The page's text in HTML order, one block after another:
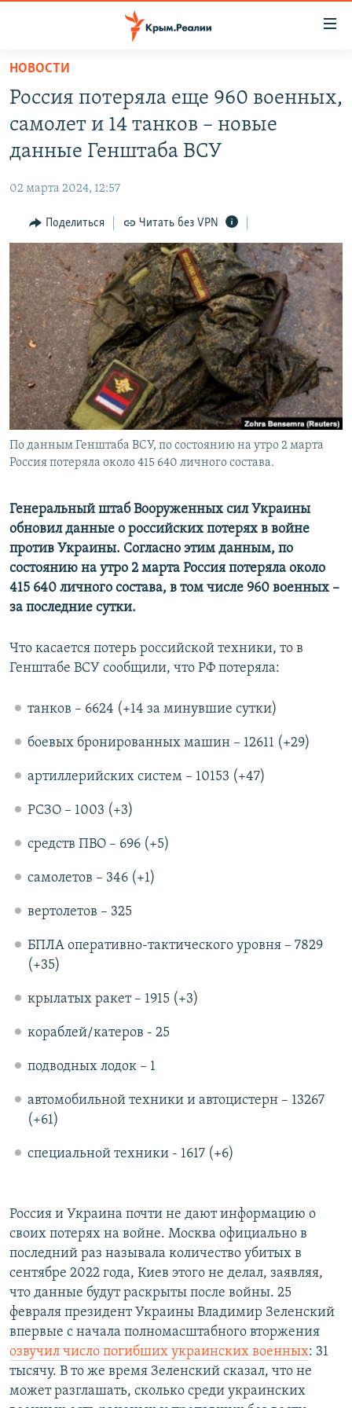
Вернуться
основному
содержанию
главной
навигации
Вернутся
поиску
11 ЛЕТ ОККУПАЦИИ КРЫМА. 11 ИСТОРИЙ СОПРОТИВЛЕНИЯ
ЕЩЕ
ИНТЕРАКТИВ
ИНФОГРАФИКА
ТЕЛЕПРОЕКТ КРЫМ.РЕАЛИИ
СОВЕТЫ ПРАВОЗАЩИТНИКОВ
ПРОПАВШИЕ БЕЗ ВЕСТИ
ПОБЕДИТЕЛЕЙ НЕ СУДЯТ?
КРЫМ.НЕПОКОРЕННЫЙ
ELIFBE
УКРАИНСКАЯ ПРОБЛЕМА КРЫМА
РАДІО СВОБОДА
КАК ОБОЙТИ БЛОКИРОВКУ
Українською
Qırımtatar
ПРИСОЕДИНЯЙТЕСЬ!
Все сайты RFE/RL
НОВОСТИ
Россия потеряла еще 960 военных,
самолет и 14 танков – новые
данные Генштаба ВСУ
02 марта 2024, 12:57
Поделиться Читать без VPN
По данным Генштаба ВСУ, по состоянию на утро 2 марта
Россия потеряла около 415 640 личного состава.
Генеральный штаб Вооруженных сил Украины
обновил данные о российских потерях в войне
против Украины. Согласно этим данным, по
состоянию на утро 2 марта Россия потеряла около
415 640 личного состава, в том числе 960 военных –
за последние сутки.
Что касается потерь российской техники, то в
Генштабе ВСУ сообщили, что РФ потеряла:
танков – 6624 (+14 за минувшие сутки)
боевых бронированных машин – 12611 (+29)
артиллерийских систем – 10153 (+47)
РСЗО – 1003 (+3)
средств ПВО – 696 (+5)
самолетов – 346 (+1)
вертолетов – 325
БПЛА оперативно-тактического уровня – 7829
(+35)
крылатых ракет – 1915 (+3)
кораблей/катеров - 25
подводных лодок – 1
автомобильной техники и автоцистерн – 13267
(+61)
специальной техники - 1617 (+6)
Россия и Украина почти не дают информацию о
своих потерях на войне. Москва официально в
последний раз называла количество убитых в
сентябре 2022 года, Киев этого не делал, заявляя,
что данные будут раскрыты после войны. 25
февраля президент Украины Владимир Зеленский
впервые с начала полномасштабного вторжения
озвучил число погибших украинских военных: 31
тысячу. В то же время Зеленский сказал, что не
может разглашать, сколько среди украинских